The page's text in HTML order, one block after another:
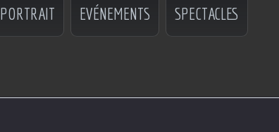
PORTRAIT EVÉNEMENTS SPECTACLES